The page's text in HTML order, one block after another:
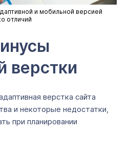
и мобильной версией
отличий
верстки
верстка сайта
и некоторые недостатки,
при планировании